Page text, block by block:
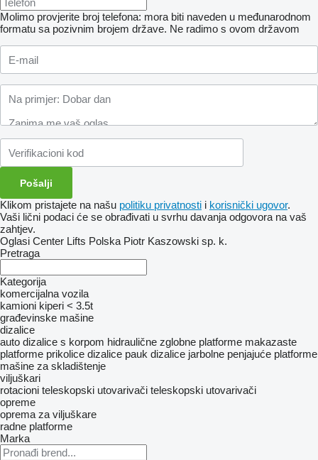
Molimo provjerite broj telefona: mora biti naveden u međunarodnom
formatu sa pozivnim brojem države. Ne radimo s ovom državom
Klikom pristajete na našu politiku privatnosti i korisnički ugovor.
Vaši lični podaci će se obrađivati ​​u svrhu davanja odgovora na vaš
zahtjev.
Oglasi Center Lifts Polska Piotr Kaszowski sp. k.
Pretraga
Kategorija
komercijalna vozila
kamioni kiperi < 3.5t
građevinske mašine
dizalice
auto dizalice s korpom hidraulične zglobne platforme makazaste
platforme prikolice dizalice pauk dizalice jarbolne penjajuće platforme
mašine za skladištenje
viljuškari
rotacioni teleskopski utovarivači teleskopski utovarivači
opreme
oprema za viljuškare
radne platforme
Marka